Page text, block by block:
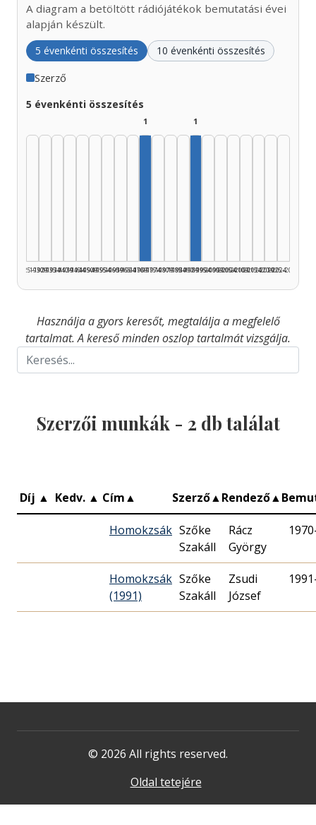
A diagram a betöltött rádiójátékok bemutatási évei
alapján készült.
5 évenkénti összesítés 10 évenkénti összesítés
Szerző
5 évenkénti összesítés
1925–1929
1930–1934
1935–1939
1940–1944
1945–1949
1950–1954
1955–1959
1960–1964
1965–1969
1
1970–1974
1975–1979
1980–1984
1985–1989
1
1990–1994
1995–1999
2000–2004
2005–2009
2010–2014
2015–2019
2020–2024
2025–2026
Használja a gyors keresőt, megtalálja a megfelelő
tartalmat. A kereső minden oszlop tartalmát vizsgálja.
Szerzői munkák - 2 db találat
Díj ▲ Kedv. ▲ Cím▲ Szerző▲Rendező▲
Homokzsák Szőke
Szakáll
Rácz
György
Homokzsák
(1991)
Szőke
Szakáll
Zsudi
József
© 2026 All rights reserved.
Oldal tetejére